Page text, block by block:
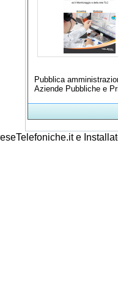
Pubblica
Aziende Pubbliche e
e